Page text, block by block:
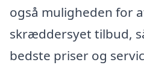
også muligheden for
skræddersyet tilbud,
bedste priser og